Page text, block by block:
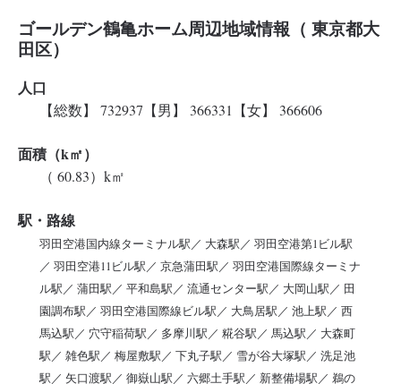
ゴールデン鶴亀ホーム周辺地域情報（ 東京都大
田区）
人口
【総数】 732937【男】 366331【女】 366606
面積（k㎡）
（ 60.83）k㎡
駅・路線
羽田空港国内線ターミナル駅／ 大森駅／ 羽田空港第1ビル駅
／ 羽田空港11ビル駅／ 京急蒲田駅／ 羽田空港国際線ターミナ
ル駅／ 蒲田駅／ 平和島駅／ 流通センター駅／ 大岡山駅／ 田
園調布駅／ 羽田空港国際線ビル駅／ 大鳥居駅／ 池上駅／ 西
馬込駅／ 穴守稲荷駅／ 多摩川駅／ 糀谷駅／ 馬込駅／ 大森町
駅／ 雑色駅／ 梅屋敷駅／ 下丸子駅／ 雪が谷大塚駅／ 洗足池
駅／ 矢口渡駅／ 御嶽山駅／ 六郷土手駅／ 新整備場駅／ 鵜の